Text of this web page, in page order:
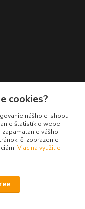
cookies?
nášho e-shopu
štatistík o webe,
vášho
či zobrazenie
Viac na využitie